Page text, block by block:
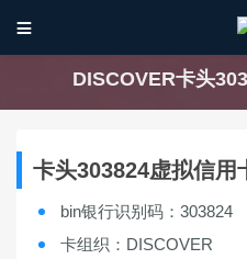

DISCOVER卡头
卡头303824虚拟信用
bin银行识别码：303824
卡组织：DISCOVER